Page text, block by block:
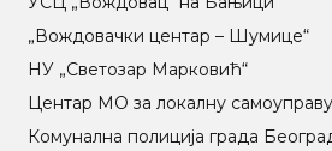
„Вождовачки центар – Шумице“
НУ „Светозар Марковић“
Центар МO за локалну
Комунална полиција града